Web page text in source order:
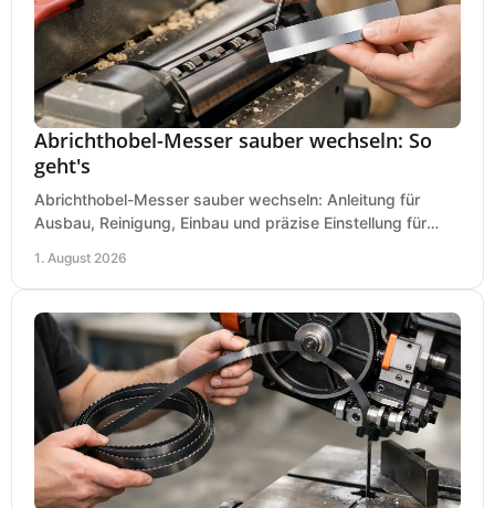
Abrichthobel-Messer sauber wechseln: So
geht's
Abrichthobel-Messer sauber wechseln: Anleitung für
Ausbau, Reinigung, Einbau und präzise Einstellung für
1. August 2026